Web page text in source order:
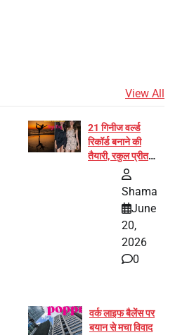
View All
21 गिनीज वर्ल्ड
रिकॉर्ड बनाने की
तैयारी, रकुल प्रीत
और प्रज्ञा जायसवाल
बनीं योग अभियान का
Shama
June
20,
2026
0
वर्क लाइफ बैलेंस पर
बयान से मचा विवाद